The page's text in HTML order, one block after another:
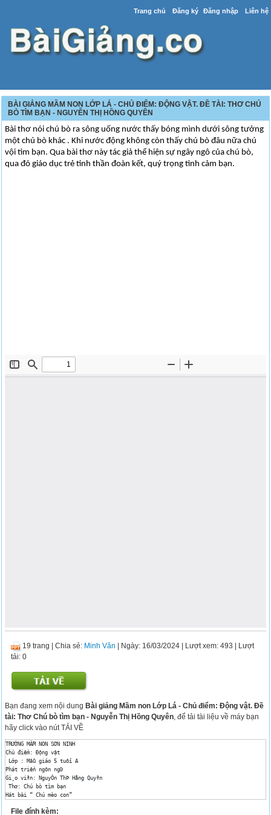
Trang chủ Đăng ký Đăng nhập Liên hệ
BÀI GIẢNG MẦM NON LỚP LÁ - CHỦ ĐIỂM: ĐỘNG VẬT. ĐỀ TÀI: THƠ CHÚ
BÒ TÌM BẠN - NGUYỄN THỊ HỒNG QUYÊN
Bài thơ nói chú bò ra sông uống nước thấy bóng mình dưới sông tưởng
một chú bò khác . Khi nước động không còn thấy chú bò đâu nữa chú
vội tìm bạn. Qua bài thơ này tác giả thể hiện sự ngây ngô của chú bò,
qua đó giáo dục trẻ tinh thần đoàn kết, quý trọng tình cảm bạn.
19 trang |Chia sẻ: Minh Văn | Ngày: 16/03/2024 | Lượt xem: 493 | Lượt
tải: 0
Bạn đang xem nội dungBài giảng Mầm non Lớp Lá - Chủ điểm: Động vật. Đề
tài: Thơ Chú bò tìm bạn - Nguyễn Thị Hồng Quyên , để tải tài liệu về máy bạn
hãy click vào nút TẢI VỀ
TRƯỜNG MẦM NON SƠN NINH
Chủ điểm: Động vật
Lớp : Mẫu giáo 5 tuổi A
Phát triển ngôn ngữ
Gi¸o viªn: NguyÔn ThÞ Hång Quyªn
Thơ: Chú bò tìm bạn
Hát bài “ Chú mèo con”
File đính kèm: